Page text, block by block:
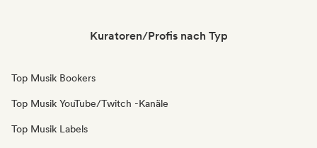
Kuratoren/Profis nach Typ
Top Musik Bookers
Top Musik YouTube/Twitch -Kanäle
Top Musik Labels